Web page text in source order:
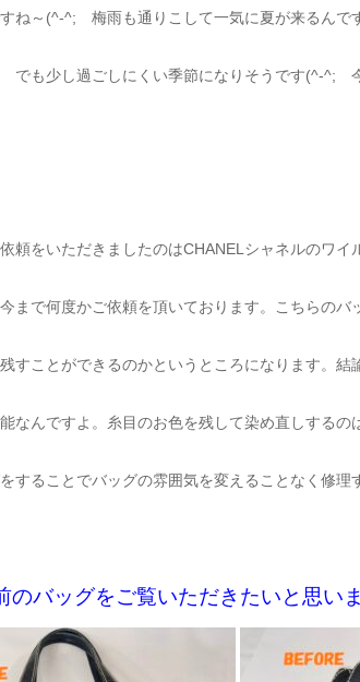
ね～(^-^; 梅雨も通りこして一気に夏が来るん
でも少し過ごしにくい季節になりそうです(^-^;
頼をいただきましたのはCHANELシャネルのワ
まで何度かご依頼を頂いております。こちらの
すことができるのかというところになります。
なんですよ。糸目のお色を残して染め直しするの
することでバッグの雰囲気を変えることなく修理
のバッグをご覧いただきたいと思い